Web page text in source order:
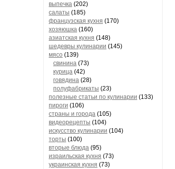
выпечка (202)
салаты (185)
французская кухня (170)
хозяюшка (160)
азиатская кухня (148)
шедевры кулинарии (145)
мясо (139)
свинина (73)
курица (42)
говядина (28)
полуфабрикаты (23)
полезные статьи по кулинарии (133)
пироги (106)
страны и города (105)
видеорецепты (104)
искусство кулинарии (104)
торты (100)
вторые блюда (95)
израильская кухня (73)
украинская кухня (73)